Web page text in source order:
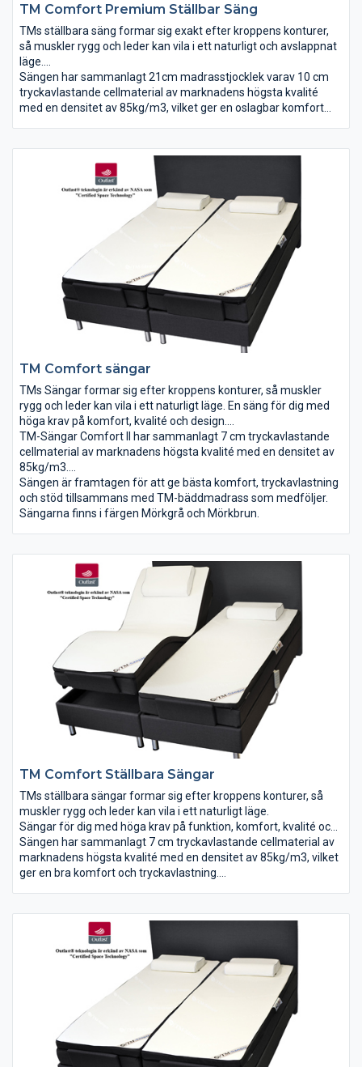
TM Comfort Premium Ställbar Säng
TMs ställbara säng formar sig exakt efter kroppens konturer,
så muskler rygg och leder kan vila i ett naturligt och avslappnat
läge.
Säng för dig med höga krav på funktion, komfort, kvalité och
design.
Sängen ger dig känslan av att sväva.
Sängen har sammanlagt 21cm madrasstjocklek varav 10 cm
tryckavlastande cellmaterial av marknadens högsta kvalité
med en densitet av 85kg/m3, vilket ger en oslagbar komfort
TM Comfort sängar
TMs Sängar formar sig efter kroppens konturer, så muskler
rygg och leder kan vila i ett naturligt läge. En säng för dig med
höga krav på komfort, kvalité och design.
Sängen ger dig känslan av att sväva.
TM-Sängar Comfort II har sammanlagt 7 cm tryckavlastande
cellmaterial av marknadens högsta kvalité med en densitet av
85kg/m3.
TM Comfort rekommenderas för dig som vill ha en fast säng
med bra comfort.
För bästa tryckavlastning rekommenderas: Premium eller
Sängen är framtagen för att ge bästa komfort, tryckavlastning
och stöd tillsammans med TM-bäddmadrass som medföljer.
Sängarna finns i färgen Mörkgrå och Mörkbrun.
TM Comfort Ställbara Sängar
TMs ställbara sängar formar sig efter kroppens konturer, så
muskler rygg och leder kan vila i ett naturligt läge.
Sängar för dig med höga krav på funktion, komfort, kvalité och
design.
Sängen ger dig känslan av att sväva.
Sängen har sammanlagt 7 cm tryckavlastande cellmaterial av
marknadens högsta kvalité med en densitet av 85kg/m3, vilket
ger en bra komfort och tryckavlastning.
För bästa tryckavlastning rekommenderas: Premium eller